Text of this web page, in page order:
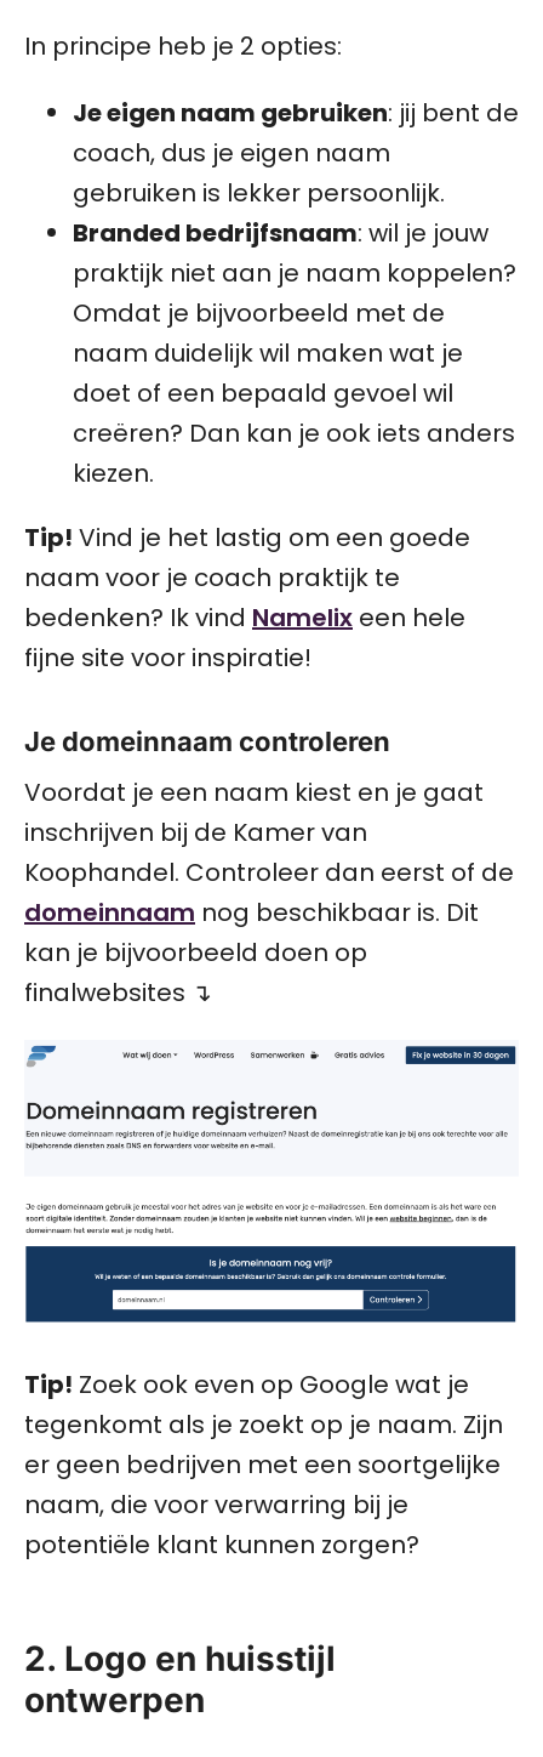
In principe heb je 2 opties:
Je eigen naam gebruiken: jij bent de
coach, dus je eigen naam
gebruiken is lekker persoonlijk.
Branded bedrijfsnaam: wil je jouw
praktijk niet aan je naam koppelen?
Omdat je bijvoorbeeld met de
naam duidelijk wil maken wat je
doet of een bepaald gevoel wil
creëren? Dan kan je ook iets anders
kiezen.
Tip! Vind je het lastig om een goede
naam voor je coach praktijk te
bedenken? Ik vind Namelix een hele
fijne site voor inspiratie!
Je domeinnaam controleren
Voordat je een naam kiest en je gaat
inschrijven bij de Kamer van
Koophandel. Controleer dan eerst of de
domeinnaam nog beschikbaar is. Dit
kan je bijvoorbeeld doen op
finalwebsites ↴
Tip! Zoek ook even op Google wat je
tegenkomt als je zoekt op je naam. Zijn
er geen bedrijven met een soortgelijke
naam, die voor verwarring bij je
potentiële klant kunnen zorgen?
2. Logo en huisstijl
ontwerpen